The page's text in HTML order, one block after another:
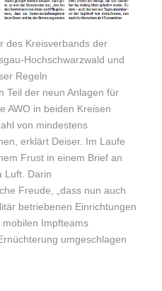
des Kreisverbands der
Hochschwarzwald und
Regeln
Teil der neun Anlagen für
AWO in beiden Kreisen
von mindestens
erklärt Deiser. Im Laufe
Frust in einem Brief an
Luft. Darin
Freude, „dass nun auch
betriebenen Einrichtungen
mobilen Impfteams
umgeschlagen